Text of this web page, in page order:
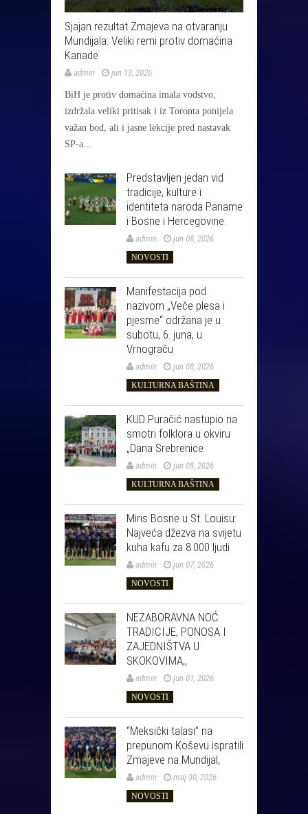
Sjajan rezultat Zmajeva na otvaranju
Mundijala: Veliki remi protiv domaćina
Kanade
admin jun 13, 2026
BiH je protiv domaćina imala vodstvo,
izdržala veliki pritisak i iz Toronta ponijela
važan bod, ali i jasne lekcije pred nastavak
SP-a...
Predstavljen jedan vid
tradicije, kulture i
identiteta naroda Paname
i Bosne i Hercegovine.
admin jun 08, 2026
NOVOSTI
Manifestacija pod
nazivom „Veče plesa i
pjesme“ održana je u
subotu, 6. juna, u
Vrnograču
admin jun 08, 2026
KULTURNA BAŠTINA
KUD Puračić nastupio na
smotri folklora u okviru
„Dana Srebrenice
admin jun 08, 2026
KULTURNA BAŠTINA
Miris Bosne u St. Louisu:
Najveća džezva na svijetu
kuha kafu za 8.000 ljudi
admin jun 07, 2026
NOVOSTI
NEZABORAVNA NOĆ
TRADICIJE, PONOSA I
ZAJEDNIŠTVA U
SKOKOVIMA,,
admin jun 01, 2026
NOVOSTI
“Meksički talasi” na
prepunom Koševu ispratili
Zmajeve na Mundijal,
admin maj 30, 2026
NOVOSTI